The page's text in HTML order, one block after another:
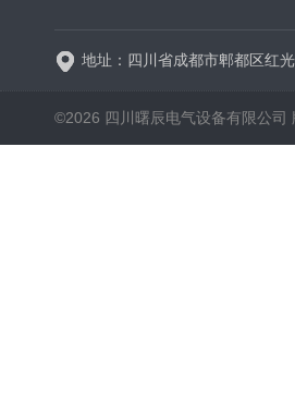
地址：四川省成都市郫都区红
©2026 四川曙辰电气设备有限公